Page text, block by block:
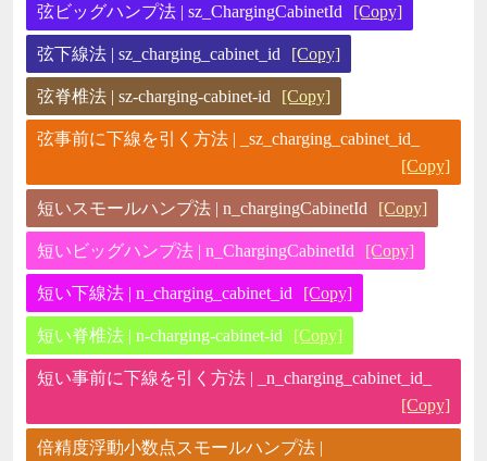
弦ビッグハンプ法 | sz_ChargingCabinetId [Copy]
弦下線法 | sz_charging_cabinet_id [Copy]
弦脊椎法 | sz-charging-cabinet-id [Copy]
弦事前に下線を引く方法 | _sz_charging_cabinet_id_
[Copy]
短いスモールハンプ法 | n_chargingCabinetId [Copy]
短いビッグハンプ法 | n_ChargingCabinetId [Copy]
短い下線法 | n_charging_cabinet_id [Copy]
短い脊椎法 | n-charging-cabinet-id [Copy]
短い事前に下線を引く方法 | _n_charging_cabinet_id_
[Copy]
倍精度浮動小数点スモールハンプ法 |